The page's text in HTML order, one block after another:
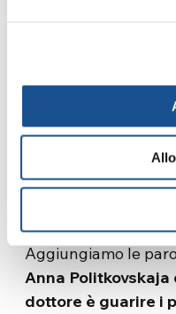
vostre case acqua
anche la sintesi di
giornale che è
non solo di come
Aggiungiamo le
Anna Politkovskaja
dottore è guarire i